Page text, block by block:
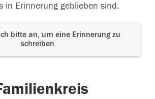
in Erinnerung geblieben sind.
bitte an, um eine Erinnerung zu
schreiben